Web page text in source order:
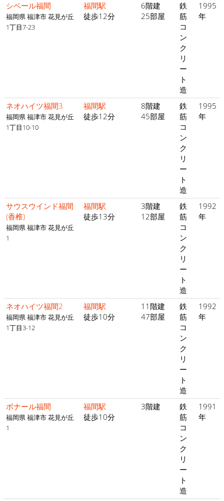
シベール福間
福岡県 福津市 花見が丘
1丁目7-23
福間駅
徒歩12分
6階建
25部屋
鉄
筋
コ
ン
ク
リ
ー
ト
造
1995
年
ネオハイツ福間3
福岡県 福津市 花見が丘
1丁目10-10
福間駅
徒歩12分
8階建
45部屋
鉄
筋
コ
ン
ク
リ
ー
ト
造
1995
年
サウスウインド福間
(香椎)
福岡県 福津市 花見が丘
1
福間駅
徒歩13分
3階建
12部屋
鉄
筋
コ
ン
ク
リ
ー
ト
造
1992
年
ネオハイツ福間2
福岡県 福津市 花見が丘
1丁目3-12
福間駅
徒歩10分
11階建
47部屋
鉄
筋
コ
ン
ク
リ
ー
ト
造
1992
年
ボナール福間
福岡県 福津市 花見が丘
1
福間駅
徒歩10分
3階建
鉄
筋
コ
ン
ク
リ
ー
ト
造
1991
年